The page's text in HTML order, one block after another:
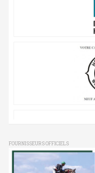
FOURNISSEURS OFFICIELS